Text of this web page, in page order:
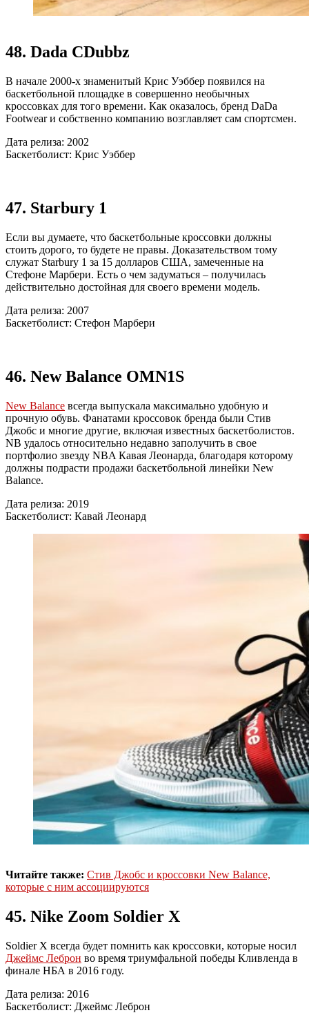
48. Dada CDubbz
В начале 2000-х знаменитый Крис Уэббер появился на
баскетбольной площадке в совершенно необычных
кроссовках для того времени. Как оказалось, бренд DaDa
Footwear и собственно компанию возглавляет сам спортсмен.
Дата релиза: 2002
Баскетболист: Крис Уэббер
47. Starbury 1
Если вы думаете, что баскетбольные кроссовки должны
стоить дорого, то будете не правы. Доказательством тому
служат Starbury 1 за 15 долларов США, замеченные на
Стефоне Марбери. Есть о чем задуматься – получилась
действительно достойная для своего времени модель.
Дата релиза: 2007
Баскетболист: Стефон Марбери
46. New Balance OMN1S
New Balance всегда выпускала максимально удобную и
прочную обувь. Фанатами кроссовок бренда были Стив
Джобс и многие другие, включая известных баскетболистов.
NB удалось относительно недавно заполучить в свое
портфолио звезду NBA Кавая Леонарда, благодаря которому
должны подрасти продажи баскетбольной линейки New
Balance.
Дата релиза: 2019
Баскетболист: Кавай Леонард
Читайте также: Стив Джобс и кроссовки New Balance,
которые с ним ассоциируются
45. Nike Zoom Soldier X
Soldier X всегда будет помнить как кроссовки, которые носил
Джеймс Леброн во время триумфальной победы Кливленда в
финале НБА в 2016 году.
Дата релиза: 2016
Баскетболист: Джеймс Леброн